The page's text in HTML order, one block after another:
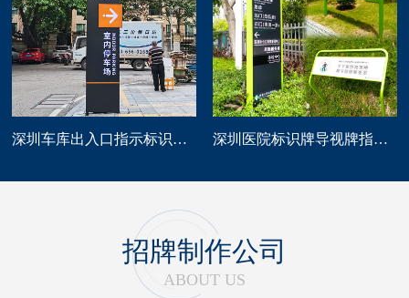
深圳车库出入口指示标识牌制作 深圳医院标识牌导视牌指示路牌设计制作
招牌制作公司
ABOUT US